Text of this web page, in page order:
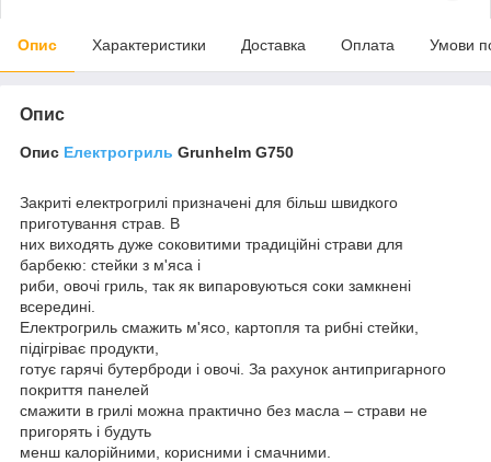
Опис Характеристики Доставка Оплата Умови
Опис
Опис Електрогриль Grunhelm G750
Закриті електрогрилі призначені для більш швидкого
приготування страв. В
них виходять дуже соковитими традиційні страви для
барбекю: стейки з м'яса і
риби, овочі гриль, так як випаровуються соки замкнені
всередині.
Електрогриль смажить м'ясо, картопля та рибні стейки,
підігріває продукти,
готує гарячі бутерброди і овочі. За рахунок антипригарного
покриття панелей
смажити в грилі можна практично без масла ‒ страви не
пригорять і будуть
менш калорійними, корисними і смачними.